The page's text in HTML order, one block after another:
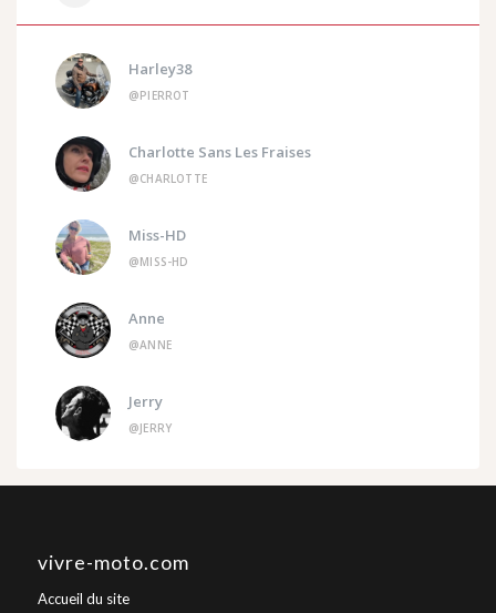
Harley38
@PIERROT
Charlotte Sans Les Fraises
@CHARLOTTE
Miss-HD
@MISS-HD
Anne
@ANNE
Jerry
@JERRY
vivre-moto.com
Accueil du site